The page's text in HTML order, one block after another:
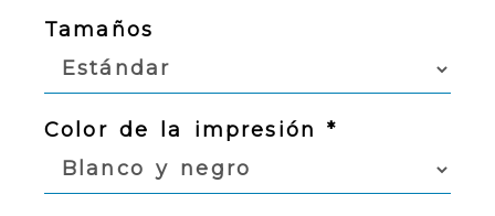
Tamaños
Color de la impresión *